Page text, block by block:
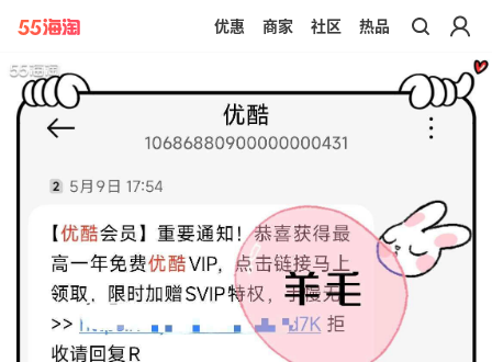
带你去官网买正品
优惠 商家 社区 热品